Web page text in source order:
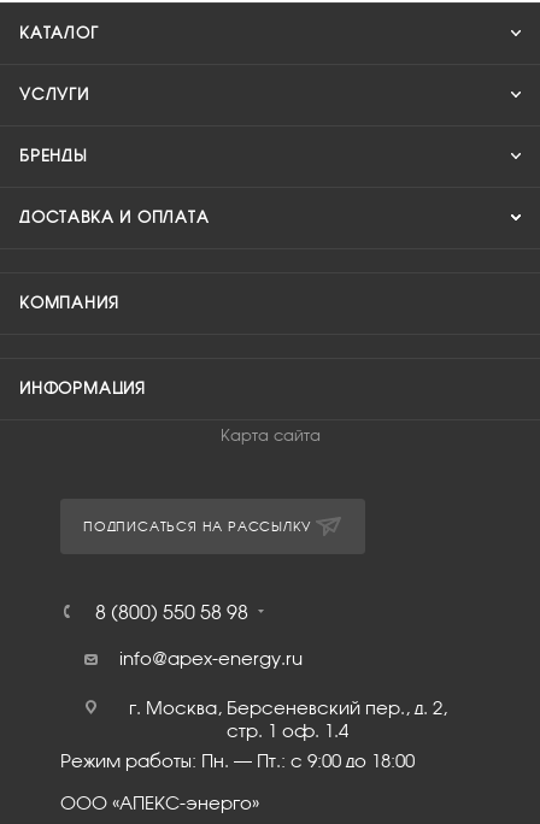
КАТАЛОГ
УСЛУГИ
БРЕНДЫ
ДОСТАВКА И ОПЛАТА
КОМПАНИЯ
ИНФОРМАЦИЯ
Карта сайта
ПОДПИСАТЬСЯ НА РАССЫЛКУ
8 (800) 550 58 98
info@apex-energy.ru
г. Москва, Берсеневский пер., д. 2,
стр. 1 оф. 1.4
Режим работы: Пн. – Пт.: с 9:00 до 18:00
ООО «АПЕКС-энерго»